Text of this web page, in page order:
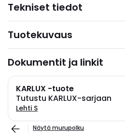
Tekniset tiedot
Tuotekuvaus
Dokumentit ja linkit
KARLUX -tuote
Tutustu KARLUX-sarjaan
Lehti S
Näytä murupolku